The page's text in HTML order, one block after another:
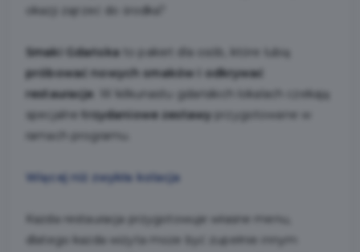
okazji zajrzeć do środka?
Smaki Gdańska to pakiet dla osób, które lubią
próbować nowych smaków i odkrywać
restauracje . W kilkunastu gdańskich lokalach czekają
specjalne
trzydaniowe zestawy przygotowane w
ramach programu.
Więcej niż zwykła kolacja
Każda restauracja przygotowuje własne menu,
dlatego każda wizyta może być zupełnie innym